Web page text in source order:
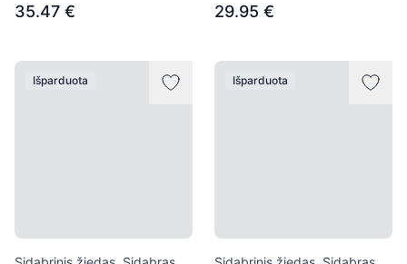
35.47 € 29.95 €
Išparduota Išparduota